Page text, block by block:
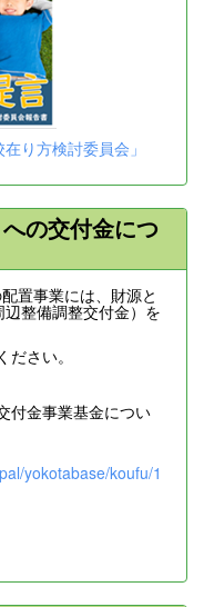
り方検討委員会」
の交付金につ
置事業には、財源と
整備調整交付金）を
さい。
付金事業基金につい
yokotabase/koufu/1